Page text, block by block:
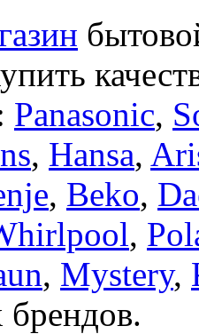
Panasonic,
, Hansa,
, Beko,
,
, Mystery,
брендов.